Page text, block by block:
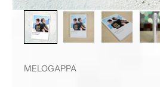
MELOGAPPA